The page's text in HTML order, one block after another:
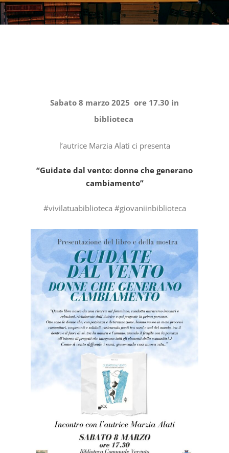
Sabato 8 marzo 2025 ore 17.30 in
biblioteca
l’autrice Marzia Alati ci presenta
“Guidate dal vento: donne che generano
cambiamento”
#vivilatuabiblioteca #giovaniinbiblioteca